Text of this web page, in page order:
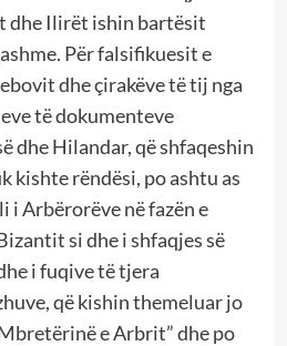
dhe Ilirët ishin bartësit
Për falsifikuesit e
dhe çirakëve të tij nga
të dokumenteve
dhe Hilandar, që shfaqeshin
kishte rëndësi, po ashtu as
i Arbërorëve në fazën e
si dhe i shfaqjes së
i fuqive të tjera
që kishin themeluar jo
e Arbrit” dhe po